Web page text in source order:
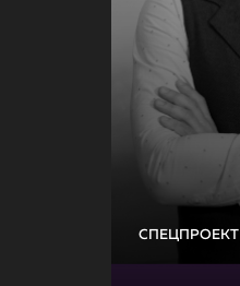
СПЕЦПРОЕКТ